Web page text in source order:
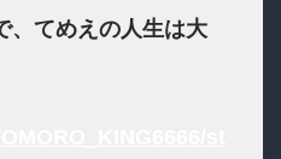
、てめえの人生は大